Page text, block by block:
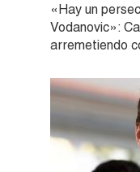
«Hay un
Vodanovic»:
arremetiendo